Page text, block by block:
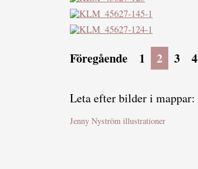
Föregående 1 2 3 4
Leta efter bilder i mappar:
Jenny Nyström illustrationer